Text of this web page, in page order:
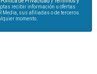
recibir información u ofertas
Media, sus afiliadas o de terceros.
momento.